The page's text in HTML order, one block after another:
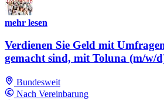
mehr lesen
Verdienen Sie Geld mit
gemacht sind, mit Toluna (m/w/
Bundesweit
Nach Vereinbarung